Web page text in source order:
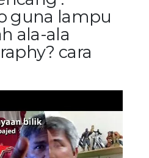
guna lampu
ala-ala
cara